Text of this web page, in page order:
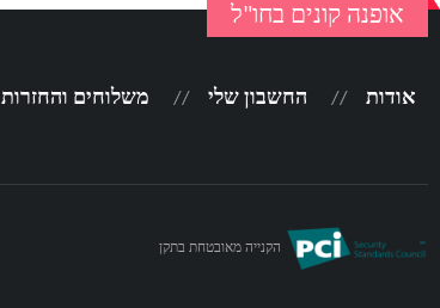
אופנה קונים בחו"ל
אודות החשבון שלי משלוחים והחזרות
הקנייה מאובטחת בתקן